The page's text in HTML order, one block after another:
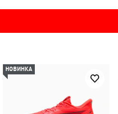
НОВИНКА